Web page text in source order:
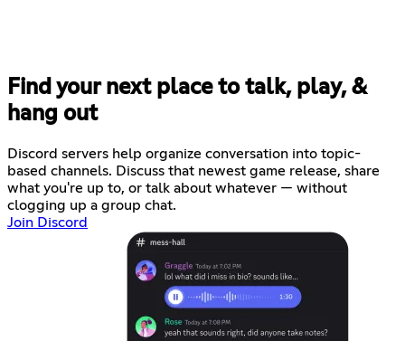
Find your next place to talk, play, &
hang out
Discord servers help organize conversation into topic-
based channels. Discuss that newest game release, share
what you're up to, or talk about whatever — without
clogging up a group chat.
Join Discord